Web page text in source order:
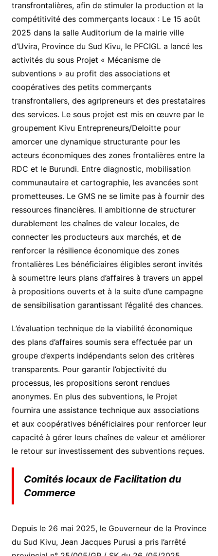
transfrontalières, afin de stimuler la production et la
compétitivité des commerçants locaux : Le 15 août
2025 dans la salle Auditorium de la mairie ville
d’Uvira, Province du Sud Kivu, le PFCIGL a lancé les
activités du sous Projet « Mécanisme de
subventions » au profit des associations et
coopératives des petits commerçants
transfrontaliers, des agripreneurs et des prestataires
des services. Le sous projet est mis en œuvre par le
groupement Kivu Entrepreneurs/Deloitte pour
amorcer une dynamique structurante pour les
acteurs économiques des zones frontalières entre la
RDC et le Burundi. Entre diagnostic, mobilisation
communautaire et cartographie, les avancées sont
prometteuses. Le GMS ne se limite pas à fournir des
ressources financières. Il ambitionne de structurer
durablement les chaînes de valeur locales, de
connecter les producteurs aux marchés, et de
renforcer la résilience économique des zones
frontalières Les bénéficiaires éligibles seront invités
à soumettre leurs plans d’affaires à travers un appel
à propositions ouverts et à la suite d’une campagne
de sensibilisation garantissant l’égalité des chances.
L’évaluation technique de la viabilité économique
des plans d’affaires soumis sera effectuée par un
groupe d’experts indépendants selon des critères
transparents. Pour garantir l’objectivité du
processus, les propositions seront rendues
anonymes. En plus des subventions, le Projet
fournira une assistance technique aux associations
et aux coopératives bénéficiaires pour renforcer leur
capacité à gérer leurs chaînes de valeur et améliorer
le retour sur investissement des subventions reçues.
Comités locaux de Facilitation du
Commerce
Depuis le 26 mai 2025, le Gouverneur de la Province
du Sud Kivu, Jean Jacques Purusi a pris l’arrêté